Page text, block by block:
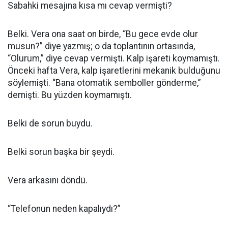
Sabahki mesajına kısa mı cevap vermişti?
Belki. Vera ona saat on birde, “Bu gece evde olur
musun?” diye yazmış; o da toplantının ortasında,
“Olurum,” diye cevap vermişti. Kalp işareti koymamıştı.
Önceki hafta Vera, kalp işaretlerini mekanik bulduğunu
söylemişti. “Bana otomatik semboller gönderme,”
demişti. Bu yüzden koymamıştı.
Belki de sorun buydu.
Belki sorun başka bir şeydi.
Vera arkasını döndü.
“Telefonun neden kapalıydı?”